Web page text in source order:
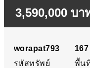
โครงกา
: ถนนสุขุ
3,590,000 บา
worapat793
รหัสทรัพย์
167
พื้น